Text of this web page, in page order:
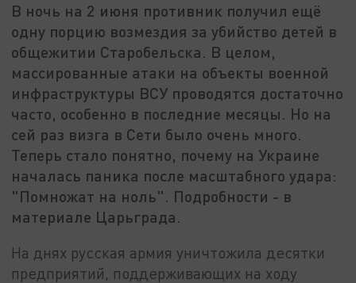
В ночь на 2 июня противник получил ещё
одну порцию возмездия за убийство детей в
общежитии Старобельска. В целом,
массированные атаки на объекты военной
инфраструктуры ВСУ проводятся достаточно
часто, особенно в последние месяцы. Но на
сей раз визга в Сети было очень много.
Теперь стало понятно, почему на Украине
началась паника после масштабного удара:
"Помножат на ноль". Подробности - в
материале Царьграда.
На днях русская армия уничтожила десятки
предприятий, поддерживающих на ходу